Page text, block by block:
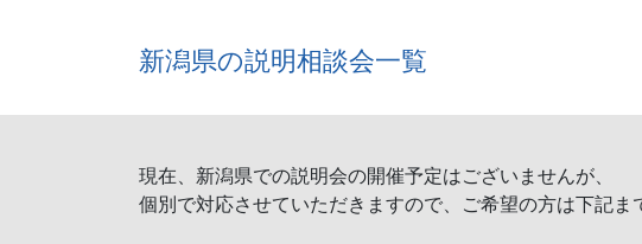
新潟県の説明相談会一覧
現在、新潟県での説明会の開催予定はございませんが、
個別で対応させていただきますので、ご希望の方は下記ま